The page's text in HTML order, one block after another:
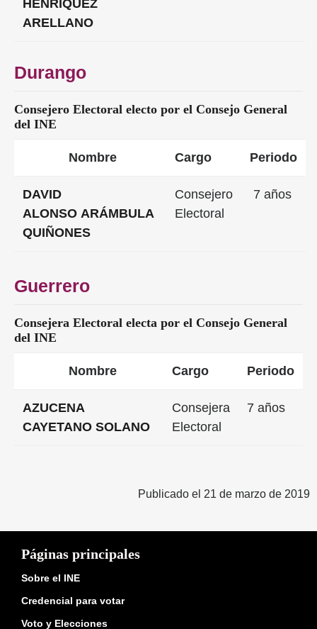
HENRÍQUEZ
ARELLANO
Durango
Consejero Electoral electo por el Consejo General
del INE
Nombre Cargo Periodo
DAVID
ALONSO ARÁMBULA
QUIÑONES
Consejero
Electoral
7 años
Guerrero
Consejera Electoral electa por el Consejo General
del INE
Nombre Cargo Periodo
AZUCENA
CAYETANO SOLANO
Consejera
Electoral
7 años
Publicado el 21 de marzo de 2019
Páginas principales
Sobre el INE
Credencial para votar
Voto y Elecciones